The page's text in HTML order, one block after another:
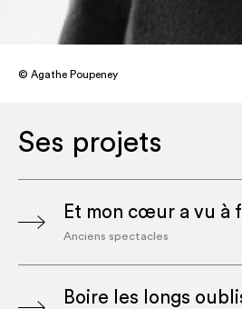
© Agathe Poupeney
Ses projets
Et mon cœur a vu à
Anciens spectacles
Boire les longs